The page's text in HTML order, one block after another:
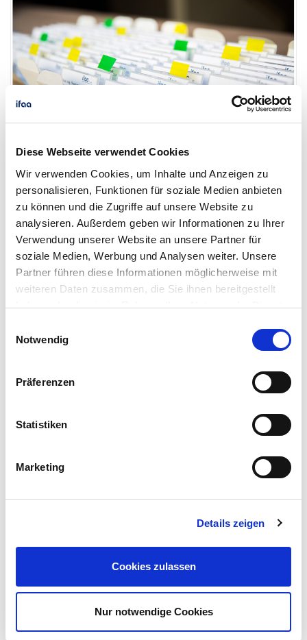
Diese Webseite verwendet Cookies
Wir verwenden Cookies, um Inhalte und Anzeigen zu
personalisieren, Funktionen für soziale Medien anbieten
zu können und die Zugriffe auf unsere Website zu
analysieren. Außerdem geben wir Informationen zu Ihrer
Verwendung unserer Website an unsere Partner für
soziale Medien, Werbung und Analysen weiter. Unsere
Partner führen diese Informationen möglicherweise mit
weiteren Daten zusammen, die Sie ihnen bereitgestellt
haben oder die sie im Rahmen Ihrer Nutzung der Dienste
Notwendig
Präferenzen
Statistiken
Marketing
Details zeigen
Cookies zulassen
Nur notwendige Cookies
Betriebliches
Gesundheitsmanagement